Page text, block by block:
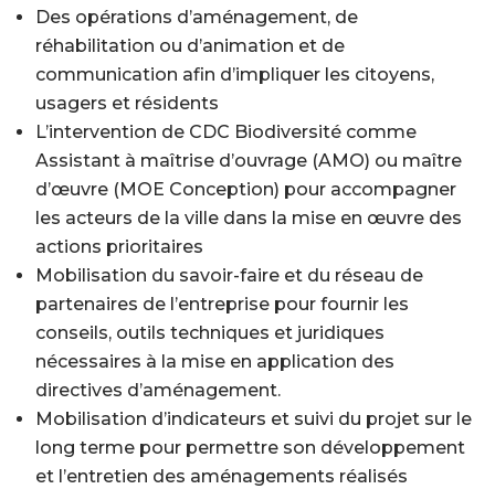
Des opérations d’aménagement, de
réhabilitation ou d’animation et de
communication afin d’impliquer les citoyens,
usagers et résidents
L’intervention de CDC Biodiversité comme
Assistant à maîtrise d’ouvrage (AMO) ou maître
d’œuvre (MOE Conception) pour accompagner
les acteurs de la ville dans la mise en œuvre des
actions prioritaires
Mobilisation du savoir-faire et du réseau de
partenaires de l’entreprise pour fournir les
conseils, outils techniques et juridiques
nécessaires à la mise en application des
directives d’aménagement.
Mobilisation d’indicateurs et suivi du projet sur le
long terme pour permettre son développement
et l’entretien des aménagements réalisés